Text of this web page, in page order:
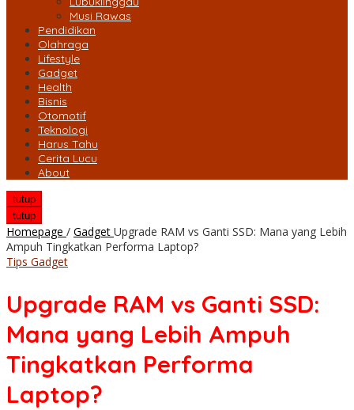
Musi Rawas
Pendidikan
Olahraga
Lifestyle
Gadget
Health
Bisnis
Otomotif
Teknologi
Harus Tahu
Cerita Lucu
About
tutup
tutup
Homepage / Gadget Upgrade RAM vs Ganti SSD: Mana yang Lebih
Ampuh Tingkatkan Performa Laptop?
Tips Gadget
Upgrade RAM vs Ganti SSD:
Mana yang Lebih Ampuh
Tingkatkan Performa
Laptop?